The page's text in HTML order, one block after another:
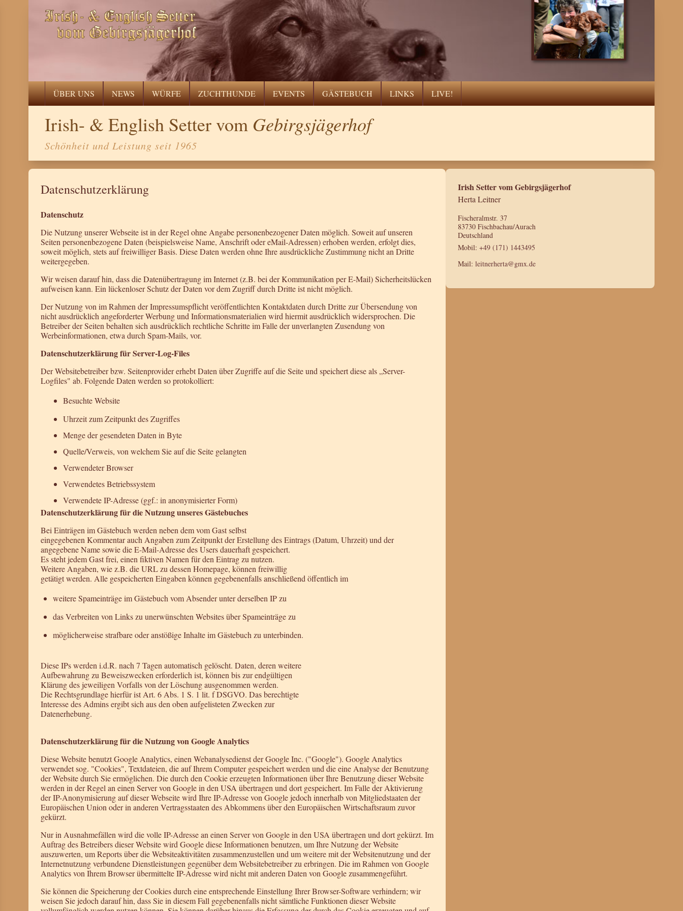
ÜBER UNS NEWS WÜRFE ZUCHTHUNDE EVENTS GÄSTEBUCH LINKS LIVE!
Irish- & English Setter vom Gebirgsjägerhof
Schönheit und Leistung seit 1965
Datenschutzerklärung
Datenschutz
Die Nutzung unserer Webseite ist in der Regel ohne Angabe personenbezogener Daten möglich. Soweit auf unseren
Seiten personenbezogene Daten (beispielsweise Name, Anschrift oder eMail-Adressen) erhoben werden, erfolgt dies,
soweit möglich, stets auf freiwilliger Basis. Diese Daten werden ohne Ihre ausdrückliche Zustimmung nicht an Dritte
weitergegeben.
Wir weisen darauf hin, dass die Datenübertragung im Internet (z.B. bei der Kommunikation per E-Mail) Sicherheitslücken
aufweisen kann. Ein lückenloser Schutz der Daten vor dem Zugriff durch Dritte ist nicht möglich.
Der Nutzung von im Rahmen der Impressumspflicht veröffentlichten Kontaktdaten durch Dritte zur Übersendung von
nicht ausdrücklich angeforderter Werbung und Informationsmaterialien wird hiermit ausdrücklich widersprochen. Die
Betreiber der Seiten behalten sich ausdrücklich rechtliche Schritte im Falle der unverlangten Zusendung von
Werbeinformationen, etwa durch Spam-Mails, vor.
Datenschutzerklärung für Server-Log-Files
Der Websitebetreiber bzw. Seitenprovider erhebt Daten über Zugriffe auf die Seite und speichert diese als „Server-
Logfiles" ab. Folgende Daten werden so protokolliert:
Besuchte Website
Uhrzeit zum Zeitpunkt des Zugriffes
Menge der gesendeten Daten in Byte
Quelle/Verweis, von welchem Sie auf die Seite gelangten
Verwendeter Browser
Verwendetes Betriebssystem
Verwendete IP-Adresse (ggf.: in anonymisierter Form)
Datenschutzerklärung für die Nutzung unseres Gästebuches
Bei Einträgen im Gästebuch werden neben dem vom Gast selbst
eingegebenen Kommentar auch Angaben zum Zeitpunkt der Erstellung des Eintrags (Datum, Uhrzeit) und der
angegebene Name sowie die E-Mail-Adresse des Users dauerhaft gespeichert.
Es steht jedem Gast frei, einen fiktiven Namen für den Eintrag zu nutzen.
Weitere Angaben, wie z.B. die URL zu dessen Homepage, können freiwillig
getätigt werden. Alle gespeicherten Eingaben können gegebenenfalls anschließend öffentlich im
weitere Spameinträge im Gästebuch vom Absender unter derselben IP zu
das Verbreiten von Links zu unerwünschten Websites über Spameinträge zu
möglicherweise strafbare oder anstößige Inhalte im Gästebuch zu unterbinden.
Diese IPs werden i.d.R. nach 7 Tagen automatisch gelöscht. Daten, deren weitere
Aufbewahrung zu Beweiszwecken erforderlich ist, können bis zur endgültigen
Klärung des jeweiligen Vorfalls von der Löschung ausgenommen werden.
Die Rechtsgrundlage hierfür ist Art. 6 Abs. 1 S. 1 lit. f DSGVO. Das berechtigte
Interesse des Admins ergibt sich aus den oben aufgelisteten Zwecken zur
Datenerhebung.
Datenschutzerklärung für die Nutzung von Google Analytics
Diese Website benutzt Google Analytics, einen Webanalysedienst der Google Inc. ("Google"). Google Analytics
verwendet sog. "Cookies", Textdateien, die auf Ihrem Computer gespeichert werden und die eine Analyse der Benutzung
der Website durch Sie ermöglichen. Die durch den Cookie erzeugten Informationen über Ihre Benutzung dieser Website
werden in der Regel an einen Server von Google in den USA übertragen und dort gespeichert. Im Falle der Aktivierung
der IP-Anonymisierung auf dieser Webseite wird Ihre IP-Adresse von Google jedoch innerhalb von Mitgliedstaaten der
Europäischen Union oder in anderen Vertragsstaaten des Abkommens über den Europäischen Wirtschaftsraum zuvor
gekürzt.
Nur in Ausnahmefällen wird die volle IP-Adresse an einen Server von Google in den USA übertragen und dort gekürzt. Im
Auftrag des Betreibers dieser Website wird Google diese Informationen benutzen, um Ihre Nutzung der Website
auszuwerten, um Reports über die Websiteaktivitäten zusammenzustellen und um weitere mit der Websitenutzung und der
Internetnutzung verbundene Dienstleistungen gegenüber dem Websitebetreiber zu erbringen. Die im Rahmen von Google
Analytics von Ihrem Browser übermittelte IP-Adresse wird nicht mit anderen Daten von Google zusammengeführt.
Sie können die Speicherung der Cookies durch eine entsprechende Einstellung Ihrer Browser-Software verhindern; wir
weisen Sie jedoch darauf hin, dass Sie in diesem Fall gegebenenfalls nicht sämtliche Funktionen dieser Website
Irish Setter vom Gebirgsjägerhof
Herta Leitner
Fischeralmstr. 37
83730 Fischbachau/Aurach
Deutschland
Mobil: +49 (171) 1443495
Mail: leitnerherta@gmx.de